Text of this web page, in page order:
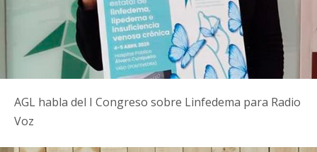
AGL habla del I Congreso sobre Linfedema para Radio
Voz